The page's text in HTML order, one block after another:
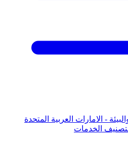
- الامارات العربية المتحدة
الخدمات